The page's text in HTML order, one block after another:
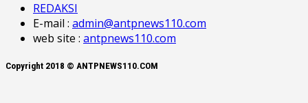
REDAKSI
E-mail : admin@antpnews110.com
web site : antpnews110.com
Copyright 2018 © ANTPNEWS110.COM